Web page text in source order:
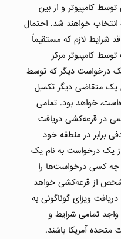
کامپیوتر و از بین
خواهند شد. احتمال
شرایط لازم که مستقیماً
کامپیوتر مرکز
یک درخواست دیگر که توسط
یک متقاضی دیگر تکمیل
خواهد بود. تمامی
در قرعه‌کشی دریافت
برابر در منطقه خود
یک درخواست به نام یک
کسی درخواست‌ها را
شخص از قرعه‌کشی خواهد
ویزای گوناگونی به
واجد تمامی شرایط و
متحده آمریکا باشند.